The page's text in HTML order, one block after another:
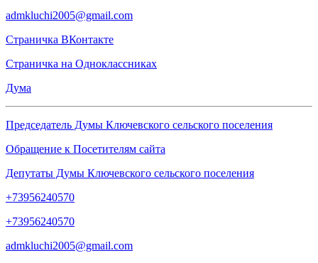
admkluchi2005@gmail.com
Страничка ВКонтакте
Страничка на Одноклассниках
Дума
Председатель Думы Ключевского сельского поселения
Обращение к Посетителям сайта
Депутаты Думы Ключевского сельского поселения
+73956240570
+73956240570
admkluchi2005@gmail.com